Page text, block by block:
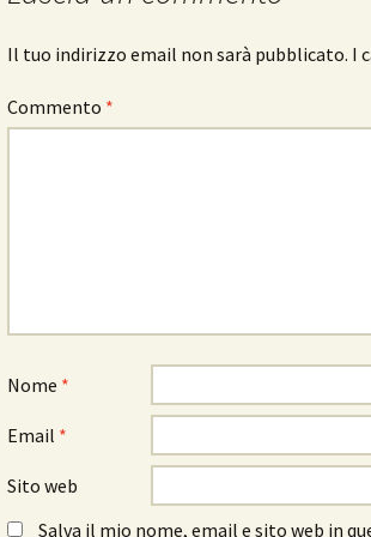
Il tuo indirizzo email non sarà pubblicato. I
Commento *
Nome *
Email *
Sito web
Salva il mio nome, email e sito web in